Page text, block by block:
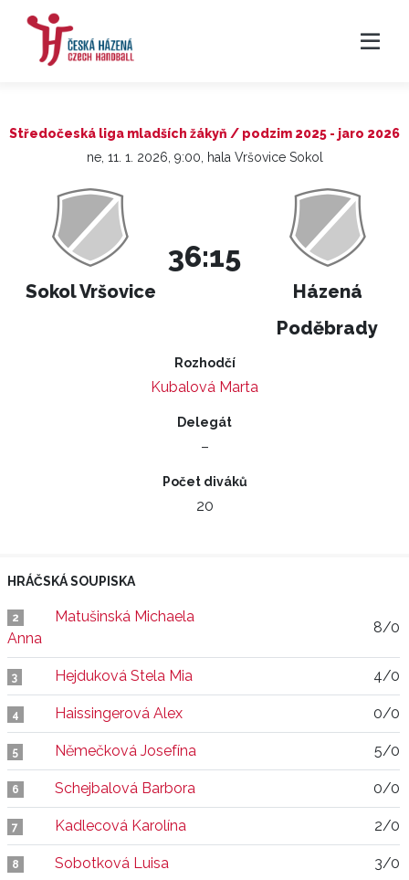
Středočeská liga mladších žákyň / podzim 2025 - jaro 2026
ne, 11. 1. 2026, 9:00, hala Vršovice Sokol
Sokol Vršovice
36:15
Házená
Poděbrady
Rozhodčí
Kubalová Marta
Delegát
–
Počet diváků
20
HRÁČSKÁ SOUPISKA
2
Matušinská Michaela
Anna
8/0
3 Hejduková Stela Mia 4/0
4 Haissingerová Alex 0/0
5 Němečková Josefína 5/0
6 Schejbalová Barbora 0/0
7 Kadlecová Karolína 2/0
8 Sobotková Luisa 3/0